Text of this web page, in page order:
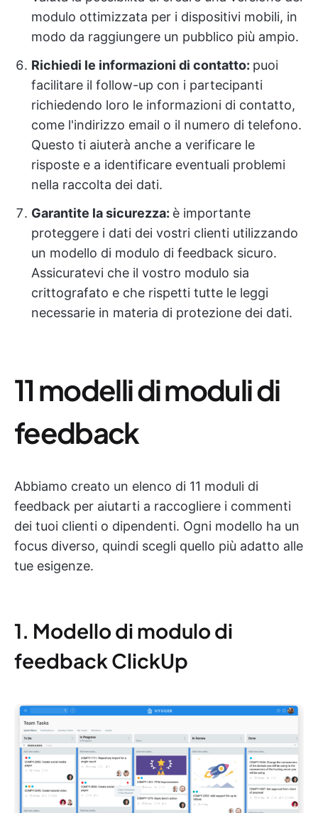
modulo ottimizzata per i dispositivi mobili, in
modo da raggiungere un pubblico più ampio.
Richiedi le informazioni di contatto: puoi
facilitare il follow-up con i partecipanti
richiedendo loro le informazioni di contatto,
come l'indirizzo email o il numero di telefono.
Questo ti aiuterà anche a verificare le
risposte e a identificare eventuali problemi
nella raccolta dei dati.
Garantite la sicurezza: è importante
proteggere i dati dei vostri clienti utilizzando
un modello di modulo di feedback sicuro.
Assicuratevi che il vostro modulo sia
crittografato e che rispetti tutte le leggi
necessarie in materia di protezione dei dati.
11 modelli di moduli di
feedback
Abbiamo creato un elenco di 11 moduli di
feedback per aiutarti a raccogliere i commenti
dei tuoi clienti o dipendenti. Ogni modello ha un
focus diverso, quindi scegli quello più adatto alle
tue esigenze.
1. Modello di modulo di
feedback ClickUp